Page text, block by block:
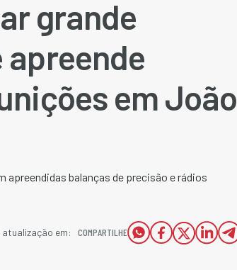
grande
em João
apreendidas balanças de precisão e rádios
em:
COMPARTILHE